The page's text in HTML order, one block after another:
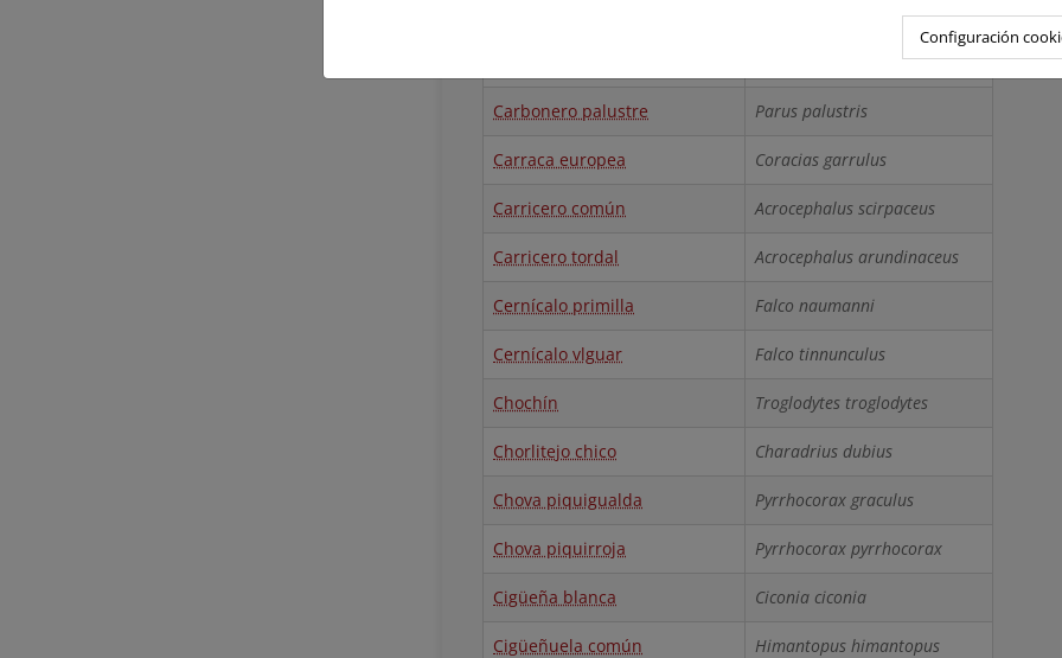
Carbonero palustre Parus palustris
Carraca europea Coracias garrulus
Carricero común Acrocephalus scirpaceus
Carricero tordal Acrocephalus arundinaceus
Cernícalo primilla Falco naumanni
Cernícalo vlguar Falco tinnunculus
Chochín Troglodytes troglodytes
Chorlitejo chico Charadrius dubius
Chova piquigualda Pyrrhocorax graculus
Chova piquirroja Pyrrhocorax pyrrhocorax
Cigüeña blanca Ciconia ciconia
Cigüeñuela común Himantopus himantopus
Configuración